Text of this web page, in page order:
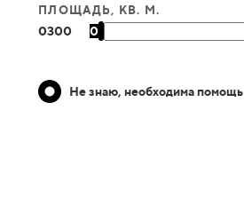
ПЛОЩАДЬ, КВ. М.
0300 0
Не знаю, необходима помощь